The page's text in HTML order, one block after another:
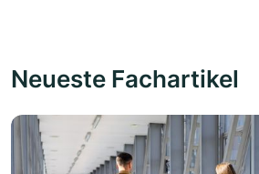
Neueste Fachartikel